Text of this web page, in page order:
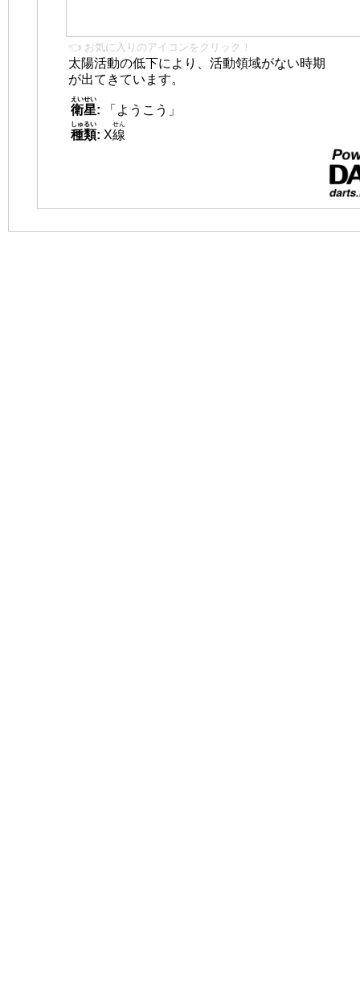
👈 お気に入りのアイコンをクリック！
太陽活動の低下により、活動領域がない時期
が出てきています。
衛星
えいせい
:
「ようこう」
種類
しゅるい
: X線
せん